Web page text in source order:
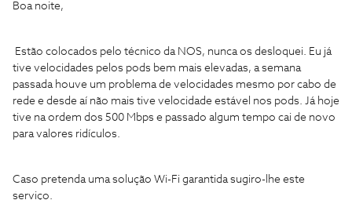
Boa noite,
Estão colocados pelo técnico da NOS, nunca os desloquei. Eu já
tive velocidades pelos pods bem mais elevadas, a semana
passada houve um problema de velocidades mesmo por cabo de
rede e desde aí não mais tive velocidade estável nos pods. Já hoje
tive na ordem dos 500 Mbps e passado algum tempo cai de novo
para valores ridículos.
Caso pretenda uma solução Wi-Fi garantida sugiro-lhe este
serviço.